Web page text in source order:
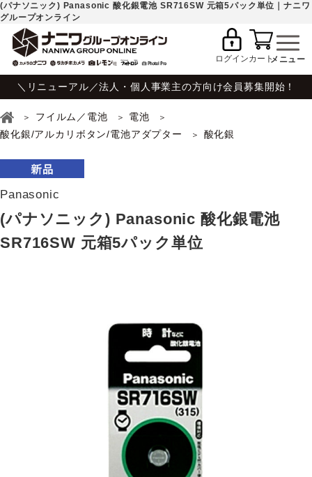
(パナソニック) Panasonic 酸化銀電池 SR716SW 元箱5パック単位｜ナニワ
グループオンライン
ログインカート
＼リニューアル／法人・個人事業主の方向け会員募集開始！
フイルム／電池
電池
酸化銀/アルカリボタン/電池アダプター
酸化銀
Panasonic
(パナソニック) Panasonic 酸化銀電池
SR716SW 元箱5パック単位